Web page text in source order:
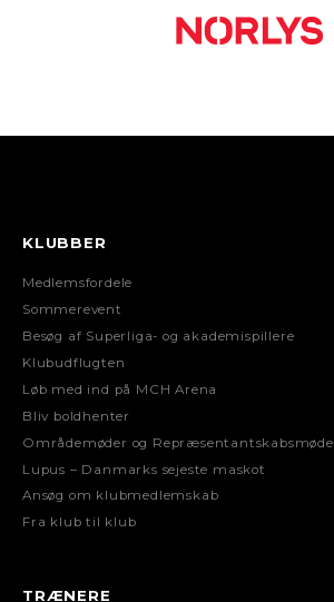
KLUBBER
Medlemsfordele
Sommerevent
Besøg af Superliga- og akademispillere
Klubudflugten
Løb med ind på MCH Arena
Bliv boldhenter
Områdemøder og Repræsentantskabsmøde
Lupus – Danmarks sejeste maskot
Ansøg om klubmedlemskab
Fra klub til klub
TRÆNERE